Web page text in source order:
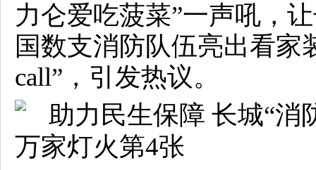
力仑爱吃菠菜”一声吼，
国数支消防队伍亮出看家
call”，引发热议。